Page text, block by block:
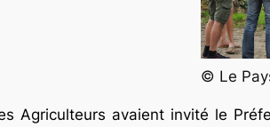
© Le
Agriculteurs avaient invité le